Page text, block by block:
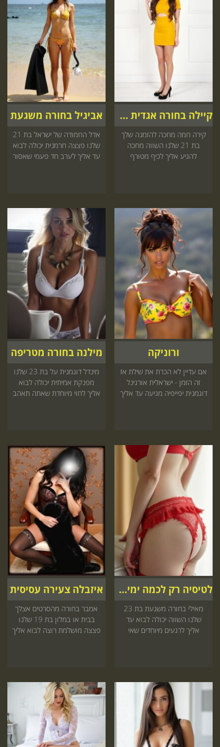
קיילה בחורה אגדית אצלך
קירה חמה מחכה להזמנה שלך
בת 21 שלנו השווה מחכה
להגיע אליך לכיף מטורף
אביגיל בחורה משגעת
אדל החמודה של ישראל בת 21
שלנו פצצה חרמנית יכולה לבוא
עד אליך לערב חד פעמי שאסור
ורוניקה
אם עדיין לא הכרת את שילת אז
זה הזמן - ישראלית אורגינל
דוגמנית יפייפיה מגיעה עד אליך
מילנה בחורה מטריפה
מינדל דוגמנית על בת 23 שלנו
מפנקת אמיתית יכולה לבוא
אליך לחוי מיוחדת שאתה תאהב
לטיסיה רק לכמה ימים בישראל
מאילי בחורה משגעת בת 23
שלנו השווה יכולה לבוא עד
אליך לרגעים מיוחדים שאי
איזבלה צעירה עסיסית
אמבר בחורה מהסרטים אצלך
בבית או במלון בת 19 שלנו
פצצה מושלמת רוצה לבוא אליך